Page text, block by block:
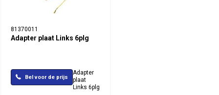
81370011
Adapter plaat Links 6plg
Bel voor de prijs
Adapter
plaat
Links 6plg